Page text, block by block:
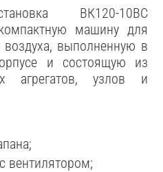
ВК120-10ВС
машину для
воздуха, выполненную в
и состоящую из
агрегатов, узлов и
вентилятором;